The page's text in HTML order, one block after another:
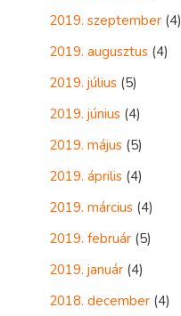
2019. szeptember (4)
2019. augusztus (4)
2019. július (5)
2019. június (4)
2019. május (5)
2019. április (4)
2019. március (4)
2019. február (5)
2019. január (4)
2018. december (4)